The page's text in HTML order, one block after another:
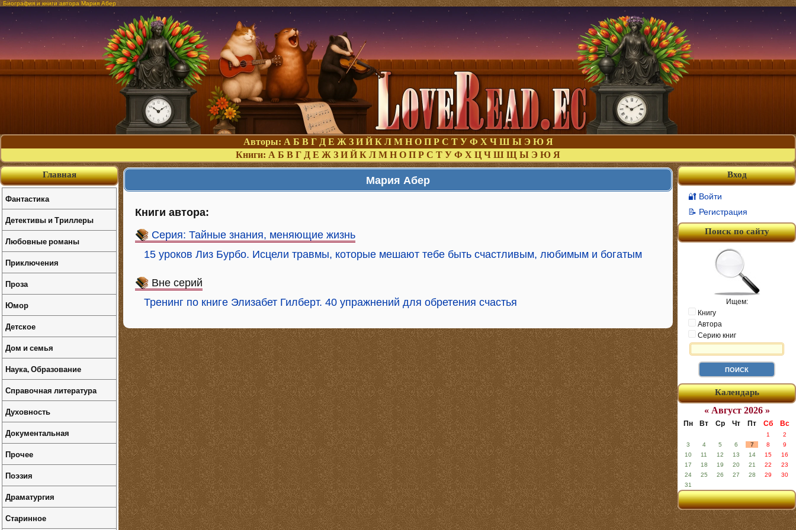
Биография и книги автора Мария Абер
Авторы: А Б В Г Д Е Ж З И Й К Л М Н О П Р С Т У Ф Х Ч Ш Ы Э Ю Я
Книги: А Б В Г Д Е Ж З И Й К Л М Н О П Р С Т У Ф Х Ц Ч Ш Щ Ы Э Ю Я
Мария Абер
Книги автора:
Серия: Тайные знания, меняющие жизнь
15 уроков Лиз Бурбо. Исцели травмы, которые мешают тебе быть счастливым, любимым и богатым
Вне серий
Тренинг по книге Элизабет Гилберт. 40 упражнений для обретения счастья
Вход
🔐 Войти
📝 Регистрация
Поиск по сайту
Ищем:
Книгу
Автора
Серию книг
Календарь
« Август 2026 »
Пн Вт Ср Чт Пт Сб Вс
1
2
3
4 5 6 7 8
9
10
11 12 13 14 15
16
17
18 19 20 21 22
23
24
25 26 27 28 29
30
31
Главная
Фантастика
Детективы и Триллеры
Любовные романы
Приключения
Проза
Юмор
Детское
Дом и семья
Наука, Образование
Справочная литература
Духовность
Документальная
Прочее
Поэзия
Драматургия
Старинное